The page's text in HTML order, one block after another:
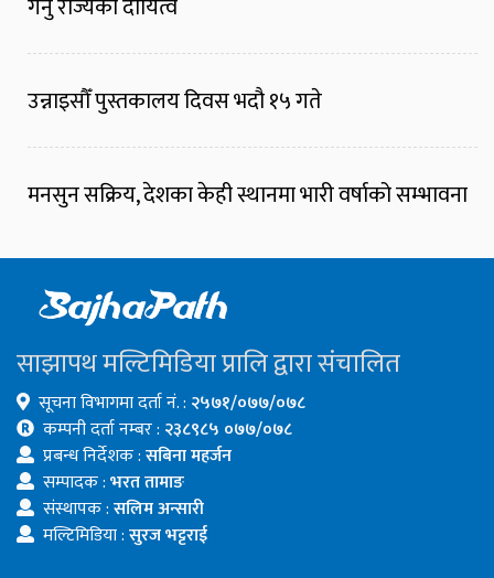
गर्नु राज्यको दायित्व
उन्नाइसौँ पुस्तकालय दिवस भदौ १५ गते
मनसुन सक्रिय, देशका केही स्थानमा भारी वर्षाको सम्भावना
साझापथ मल्टिमिडिया प्रालि द्वारा संचालित
सूचना विभागमा दर्ता नं. : २५७१/०७७/०७८
कम्पनी दर्ता नम्बर : २३८९८५ ०७७/०७८
प्रबन्ध निर्देशक :सबिना महर्जन
सम्पादक :भरत तामाङ
संस्थापक :सलिम अन्सारी
मल्टिमिडिया :सुरज भट्टराई